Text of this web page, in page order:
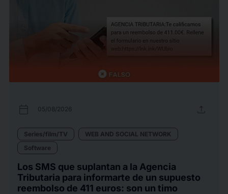
calendar_today 05/08/2026 upload
Series/film/TV
WEB AND SOCIAL NETWORK
Software
Los SMS que suplantan a la Agencia
Tributaria para informarte de un supuesto
reembolso de 411 euros: son un timo